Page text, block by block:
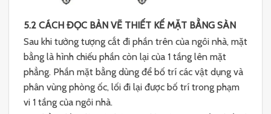
5.2 CÁCH ĐỌC BẢN VẼ THIẾT KẾ MẶT BẰNG SÀN
Sau khi tưởng tượng cắt đi phần trên của ngôi nhà, mặt
bằng là hình chiếu phần còn lại của 1 tầng lên mặt
phẳng. Phần mặt bằng dùng để bố trí các vật dụng và
phân vùng phòng ốc, lối đi lại được bố trí trong phạm
vi 1 tầng của ngôi nhà.